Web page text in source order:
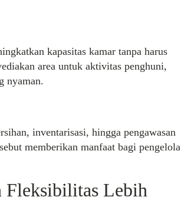
kapasitas kamar tanpa harus
area untuk aktivitas penghuni,
nyaman.
inventarisasi, hingga pengawasan
memberikan manfaat bagi pengelola
Fleksibilitas Lebih